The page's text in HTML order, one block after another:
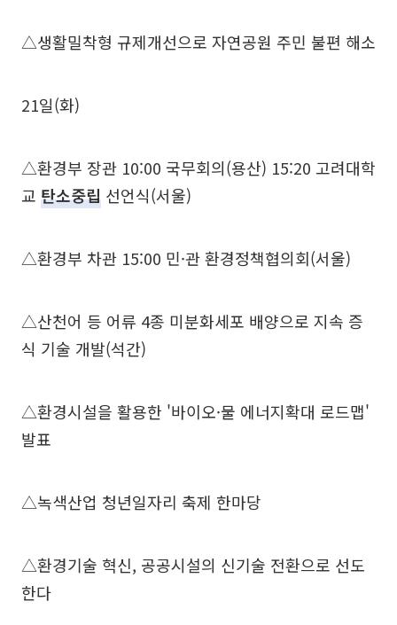
△생활밀착형 규제개선으로 자연공원 주민 불편 해소
21일(화)
△환경부 장관 10:00 국무회의(용산) 15:20 고려대학
교 탄소중립 선언식(서울)
△환경부 차관 15:00 민·관 환경정책협의회(서울)
△산천어 등 어류 4종 미분화세포 배양으로 지속 증
식 기술 개발(석간)
△환경시설을 활용한 '바이오·물 에너지확대 로드맵'
발표
△녹색산업 청년일자리 축제 한마당
△환경기술 혁신, 공공시설의 신기술 전환으로 선도
한다